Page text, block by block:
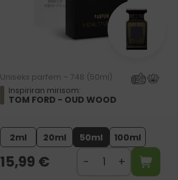
Uniseks parfem – 748 (50ml)
Inspiriran mirisom:
TOM FORD - OUD WOOD
2ml 20ml 50ml 100ml
15,99 €